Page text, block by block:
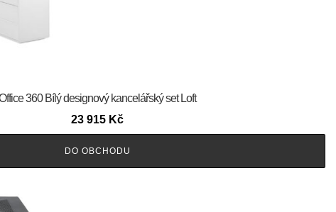
360 Bílý designový kancelářský set Loft
23 915 Kč
DO OBCHODU